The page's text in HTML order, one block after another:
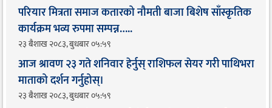
परियार मित्रता समाज कतारको नौमती बाजा बिशेष साँस्कृतिक
कार्यक्रम भव्य रुपमा सम्पन्न…..
२३ बैशाख २०८३, बुधबार ०५:५९
आज श्रावण २३ गते शनिवार हेर्नुस् राशिफल सेयर गरी पाथिभरा
माताको दर्शन गर्नुहोस्।
२३ बैशाख २०८३, बुधबार ०५:५९